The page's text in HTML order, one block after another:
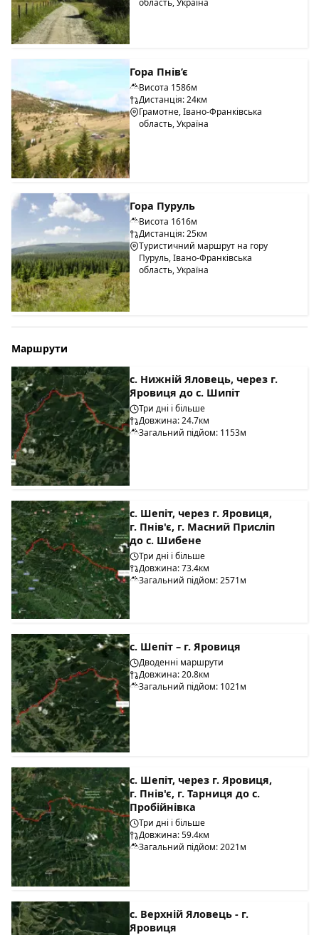
область, Україна
Гора Пнів’є
Висота 1586м
Дистанція: 24км
Грамотне, Івано-Франківська
область, Україна
Гора Пуруль
Висота 1616м
Дистанція: 25км
Туристичний маршрут на гору
Пуруль, Івано-Франківська
область, Україна
Маршрути
с. Нижній Яловець, через г.
Яровиця до с. Шипіт
Три дні і більше
Довжина: 24.7км
Загальний підйом: 1153м
с. Шепіт, через г. Яровиця,
г. Пнів'є, г. Масний Присліп
до с. Шибене
Три дні і більше
Довжина: 73.4км
Загальний підйом: 2571м
с. Шепіт – г. Яровиця
Дводенні маршрути
Довжина: 20.8км
Загальний підйом: 1021м
с. Шепіт, через г. Яровиця,
г. Пнів'є, г. Тарниця до с.
Пробійнівка
Три дні і більше
Довжина: 59.4км
Загальний підйом: 2021м
с. Верхній Яловець - г.
Яровиця